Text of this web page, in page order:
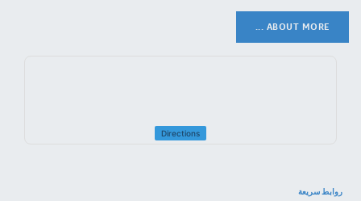
ABOUT MORE ...
Directions
روابط سريعة